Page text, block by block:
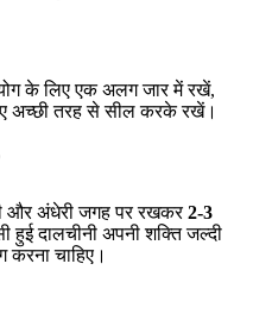
के लिए एक अलग जार में रखें,
अच्छी तरह से सील करके रखें।
और अंधेरी जगह पर रखकर2-3
दालचीनी अपनी शक्ति जल्दी
चाहिए।